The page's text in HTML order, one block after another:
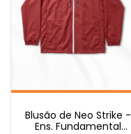
Blusão de Neo Strike -
Ens. Fundamental